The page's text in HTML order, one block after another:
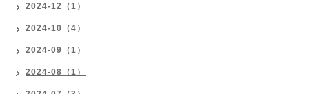
2024-12（1）
2024-10（4）
2024-09（1）
2024-08（1）